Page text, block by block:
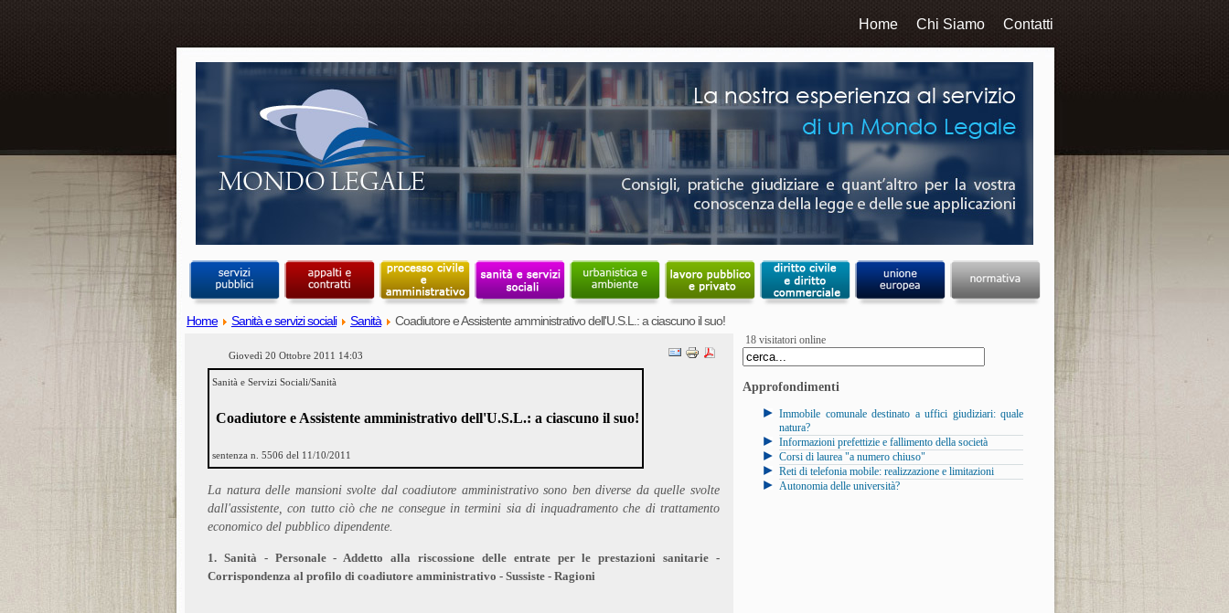
Home Chi Siamo Contatti
Home Sanità e servizi sociali Sanità Coadiutore e Assistente amministrativo dell'U.S.L.: a ciascuno il suo!
Giovedì 20 Ottobre 2011 14:03
Sanità e Servizi Sociali/Sanità
Coadiutore e Assistente amministrativo dell'U.S.L.: a ciascuno il suo!
sentenza n. 5506 del 11/10/2011
La natura delle mansioni svolte dal coadiutore amministrativo sono ben diverse da quelle svolte
dall'assistente, con tutto ciò che ne consegue in termini sia di inquadramento che di trattamento
economico del pubblico dipendente.
1. Sanità - Personale - Addetto alla riscossione delle entrate per le prestazioni sanitarie -
Corrispondenza al profilo di coadiutore amministrativo - Sussiste - Ragioni
18 visitatori online
Approfondimenti
Immobile comunale destinato a uffici giudiziari: quale
natura?
Informazioni prefettizie e fallimento della società
Corsi di laurea "a numero chiuso"
Reti di telefonia mobile: realizzazione e limitazioni
Autonomia delle università?